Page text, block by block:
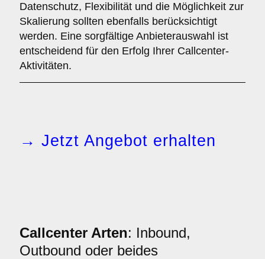
Datenschutz, Flexibilität und die Möglichkeit zur
Skalierung sollten ebenfalls berücksichtigt
werden. Eine sorgfältige Anbieterauswahl ist
entscheidend für den Erfolg Ihrer Callcenter-
Aktivitäten.
→ Jetzt Angebot erhalten
Callcenter Arten: Inbound,
Outbound oder beides